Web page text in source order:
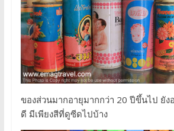
ของส่วนมากอายุมากกว่า 20 ปีขึ้นไป ยั
ดี มีเพียงสีที่ดูซีดไปบ้าง